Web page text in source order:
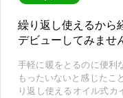
繰り返し使えるから
デビューしてみませ
手軽に暖をとるのに便利
もったいないと感じたこ
り返し使えるオイル式カ